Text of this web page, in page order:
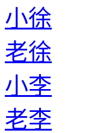
小徐
老徐
小李
老李